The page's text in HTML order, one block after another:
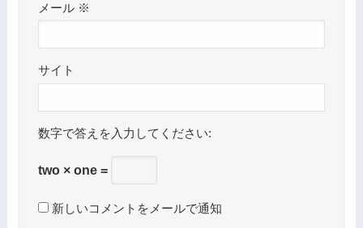
メール ※
サイト
数字で答えを入力してください:
two × one =
新しいコメントをメールで通知